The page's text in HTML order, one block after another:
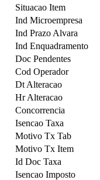
Situacao Item
Ind Microempresa
Ind Prazo Alvara
Ind Enquadramento
Doc Pendentes
Cod Operador
Dt Alteracao
Hr Alteracao
Concorrencia
Isencao Taxa
Motivo Tx Tab
Motivo Tx Item
Id Doc Taxa
Isencao Imposto